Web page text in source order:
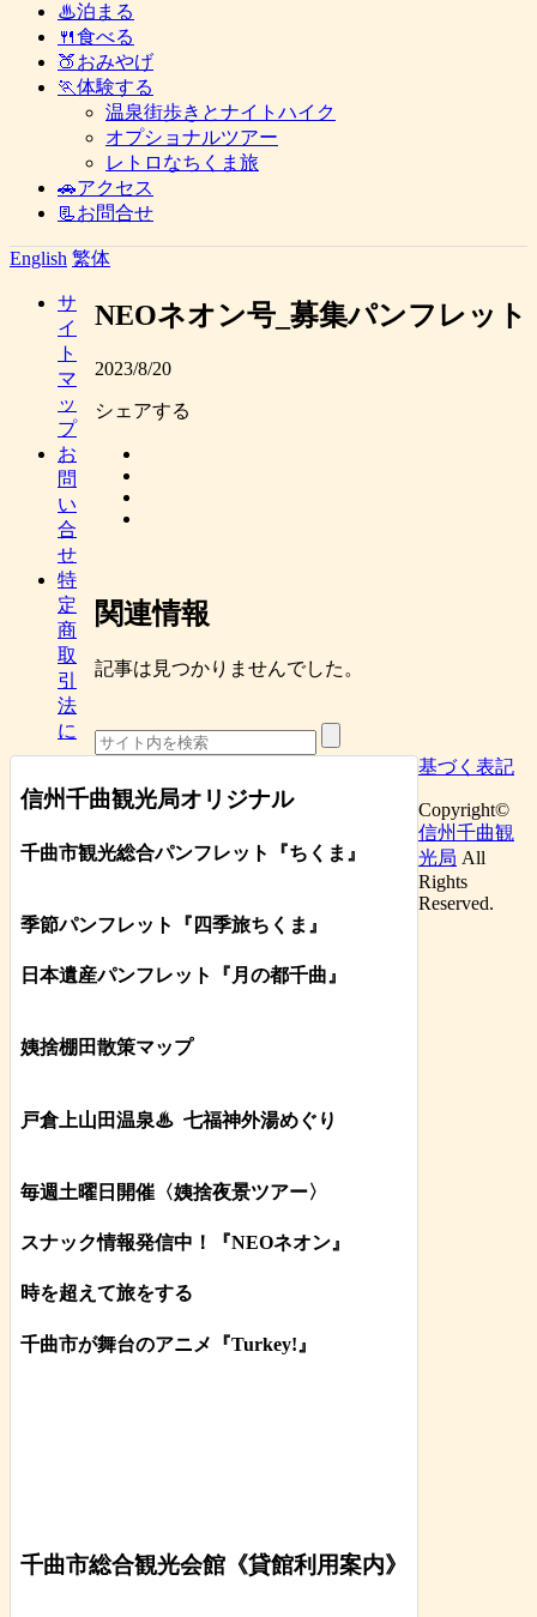
♨泊まる
🍴食べる
🍑おみやげ
🏃体験する
温泉街歩きとナイトハイク
オプショナルツアー
レトロなちくま旅
🚗アクセス
📃お問合せ
English 繁体
NEOネオン号_募集パンフレット
2023/8/20
シェアする
関連情報
記事は見つかりませんでした。
信州千曲観光局オリジナル
千曲市観光総合パンフレット 『ちくま 』
季節パンフレット『四季旅ちくま』
日本遺産パンフレット 『月の都千曲 』
姨捨棚田散策マップ
戸倉上山田温泉♨ 七福神外湯めぐり
毎週土曜日開催〈姨捨夜景ツアー〉
スナック情報発信中！『NEOネオン』
時を超えて旅をする
千曲市が舞台のアニメ『Turkey!』
千曲市総合観光会館《貸館利用案内》
サ
イ
ト
マ
ッ
プ
お
問
い
合
せ
特
定
商
取
引
法
に
基づく表記
Copyright©
信州千曲観
光局 All
Rights
Reserved.